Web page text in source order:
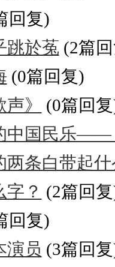
回复)
跳於菟(2篇
(0篇回复)
》
(0篇回
中国民乐——
两条白带起什
？ (2篇回
回复)
演员 (3篇回